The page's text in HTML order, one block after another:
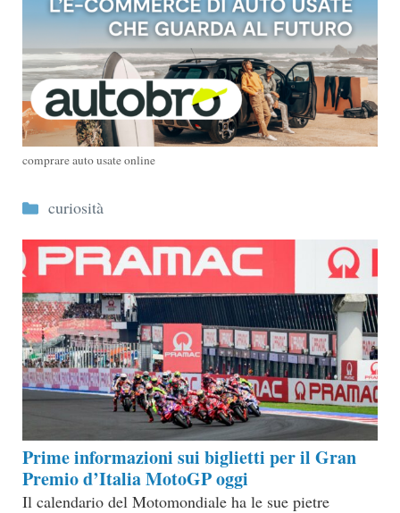
comprare auto usate online
Categorie
curiosità
Prime informazioni sui biglietti per il Gran
Premio d’Italia MotoGP oggi
Il calendario del Motomondiale ha le sue pietre